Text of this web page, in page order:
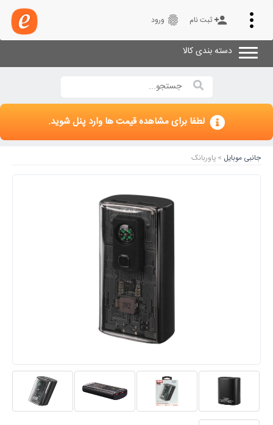
Toggle
navigation
person_add ثبت نام fingerprint ورود
دسته بندی کالا
لطفا برای مشاهده قیمت ها وارد پنل شوید.
جانبی موبایل > پاوربانک